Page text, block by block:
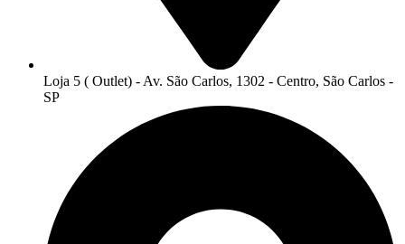
Loja 5 ( Outlet) - Av. São Carlos, 1302 - Centro, São Carlos -
SP